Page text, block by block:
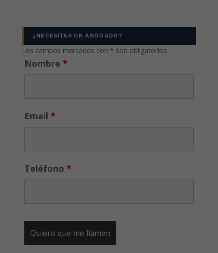
¿NECESITAS UN ABOGADO?
Los campos marcados con * son obligatorios
Nombre *
Email *
Teléfono *